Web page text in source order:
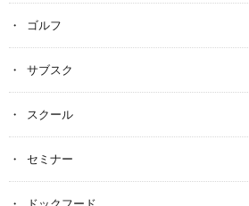
ゴルフ
サブスク
スクール
セミナー
ドックフード